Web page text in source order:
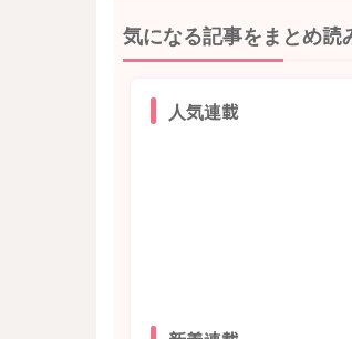
気になる記事をまとめ読
人気連載